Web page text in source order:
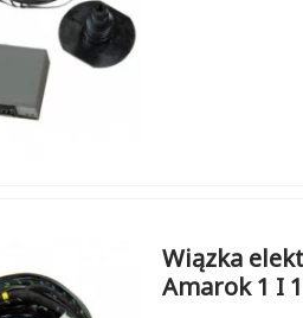
Wiązka
Amarok 1 I